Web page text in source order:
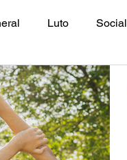
Luto Social
Angeplus
Saúde do Homem